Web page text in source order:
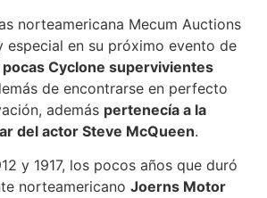
norteamericana Mecum Auctions
especial en su próximo evento de
pocas Cyclone supervivientes
de encontrarse en perfecto
además pertenecía a la
del actor Steve McQueen.
y 1917, los pocos años que duró
norteamericano Joerns Motor